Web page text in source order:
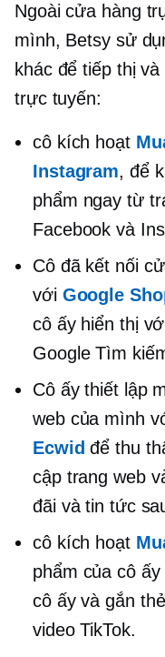
Ngoài cửa hàng
mình, Betsy sử
khác để tiếp thị
trực tuyến:
cô kích hoạt
Instagram, để
phẩm ngay từ
Facebook và
Cô đã kết nối
với Google
cô ấy hiển thị
Google Tìm
Cô ấy thiết lập
web của mình
Ecwid để thu
cập trang web
đãi và tin tức
cô kích hoạt
phẩm của cô
cô ấy và gắn
video TikTok.